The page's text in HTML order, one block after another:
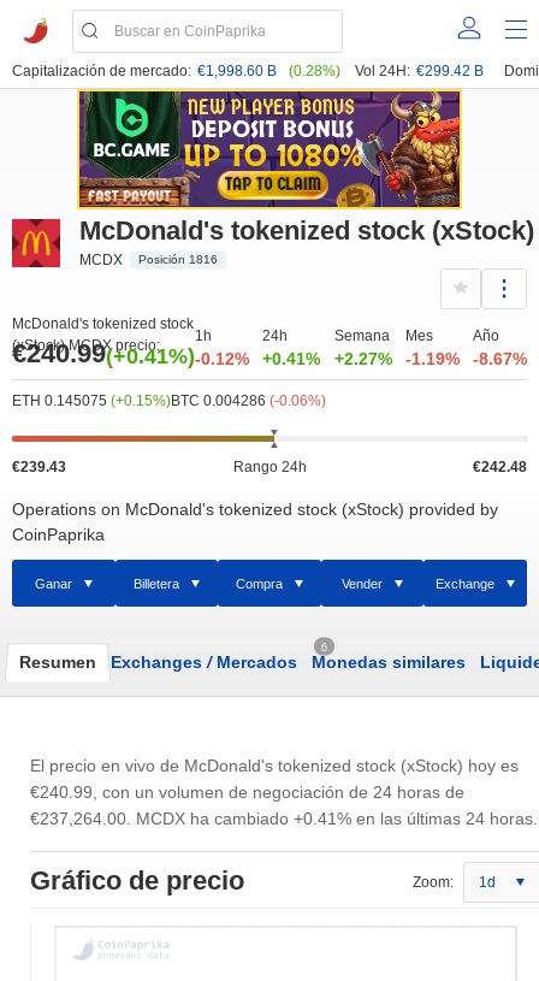
Capitalización de mercado: €1,998.60 B (0.28%) Vol 24H: €299.42 B
McDonald's tokenized stock (xStock)
MCDX Posición 1816
McDonald's tokenized stock
(xStock) MCDX precio:
€240.99(+0.41%)
1h
-0.12%
24h
+0.41%
Semana
+2.27%
Mes
-1.19%
Año
-8.67%
ETH 0.145075 (+0.15%)BTC 0.004286 (-0.06%)
€239.43 Rango 24h €242.48
Operations on McDonald's tokenized stock (xStock) provided by
CoinPaprika
Ganar Billetera Compra Vender Exchange
Resumen Exchanges /Mercados
6
Monedas similares
El precio en vivo de McDonald's tokenized stock (xStock) hoy es
€240.99 , con un volumen de negociación de 24 horas de
€237,264.00 . MCDX ha cambiado +0.41% en las últimas 24 horas.
Gráfico de precio Zoom: 1d